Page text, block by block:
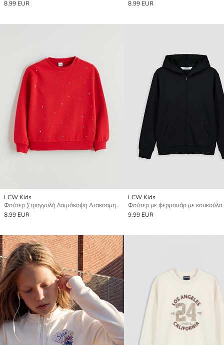
8.99 EUR 8.99 EUR
LCW Kids
Φούτερ Στρογγυλή Λαιμόκοψη Διακοσμημένο με Στρας για Κορίτσια
8.99 EUR
LCW Kids
9.99 EUR